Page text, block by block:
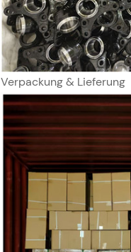
Verpackung & Lieferung